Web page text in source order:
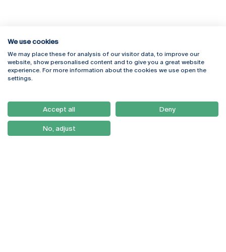
Rua Diogo Botelho 1327
4169-005 Porto
+351 226 196 240
Campus Online
Webmail
Como Chegar
Newsletter
We use cookies
We may place these for analysis of our visitor data, to improve our
website, show personalised content and to give you a great website
experience. For more information about the cookies we use open the
settings.
Accept all Deny
No, adjust